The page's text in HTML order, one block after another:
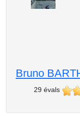
Bruno
29 évals